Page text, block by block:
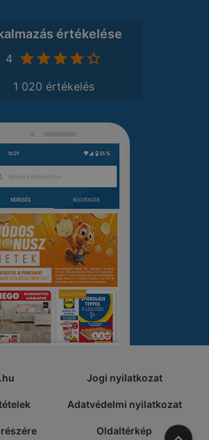
értékelése
4
1 020 értékelés
Jogi nyilatkozat
Adatvédelmi nyilatkozat
Oldaltérkép A